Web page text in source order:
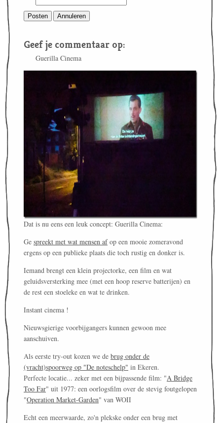
Geef je commentaar op:
Guerilla Cinema
Dat is nu eens een leuk concept: Guerilla Cinema:
Ge spreekt met wat mensen afop een mooie zomeravond
ergens op een publieke plaats die toch rustig en donker is.
Iemand brengt een klein projectorke, een film en wat
geluidsversterking mee (met een hoop reserve batterijen) en
de rest een stoeleke en wat te drinken.
Instant cinema !
Nieuwsgierige voorbijgangers kunnen gewoon mee
aanschuiven.
Als eerste try-out kozen we de brug onder de
(vracht)spoorweg op "De noteschelp" in Ekeren.
Perfecte locatie... zeker met een bijpassende film: "A Bridge
Too Far" uit 1977: een oorlogsfilm over de stevig foutgelopen
"Operation Market-Garden" van WOII
Echt een meerwaarde, zo'n plekske onder een brug met